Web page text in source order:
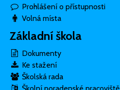
Prohlášení o přístupnosti
Volná místa
Základní škola
Dokumenty
Ke stažení
Školská rada